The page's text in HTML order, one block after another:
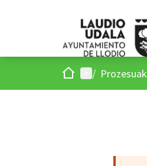
HasieraMenu nagusia
/ Prozesuak